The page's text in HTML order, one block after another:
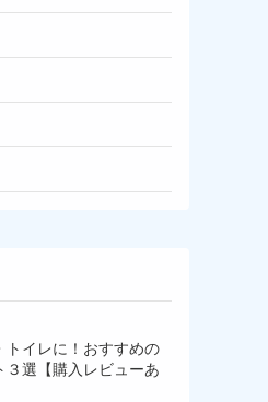
トイレに！おすすめの
３選【購入レビューあ